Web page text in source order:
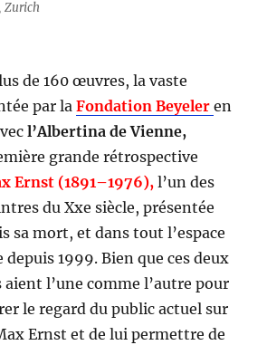
Zurich
de 160 œuvres, la vaste
par laFondation Beyeleren
l’Albertina de Vienne,
grande rétrospective
Ernst (1891–1976), l’un des
du Xxe siècle, présentée
sa mort, et dans tout l’espace
1999. Bien que ces deux
l’une comme l’autre pour
le regard du public actuel sur
Ernst et de lui permettre de